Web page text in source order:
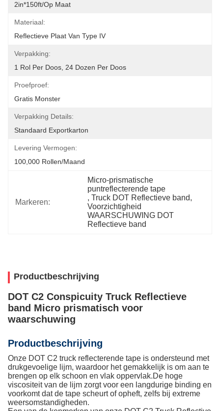
2in*150ft/op Maat
Materiaal:
Reflectieve Plaat Van Type IV
Verpakking:
1 Rol Per Doos, 24 Dozen Per Doos
Proefproef:
Gratis Monster
Verpakking Details:
Standaard Exportkarton
Levering Vermogen:
100,000 Rollen/maand
Markeren:
Micro-prismatische
puntreflecterende tape
, Truck DOT Reflectieve band,
Voorzichtigheid
WAARSCHUWING DOT
Reflectieve band
Productbeschrijving
DOT C2 Conspicuity Truck Reflectieve
band Micro prismatisch voor
waarschuwing
Productbeschrijving
Onze DOT C2 truck reflecterende tape is ondersteund met
drukgevoelige lijm, waardoor het gemakkelijk is om aan te
brengen op elk schoon en vlak oppervlak.De hoge
viscositeit van de lijm zorgt voor een langdurige binding en
voorkomt dat de tape scheurt of opheft, zelfs bij extreme
weersomstandigheden.